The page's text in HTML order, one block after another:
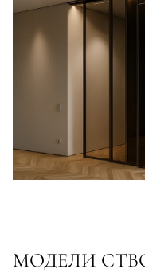
МОДЕЛИ